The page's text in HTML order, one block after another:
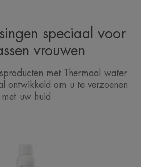
speciaal voor
vrouwen
met Thermaal water
ontwikkeld om u te verzoenen
met uw huid
van